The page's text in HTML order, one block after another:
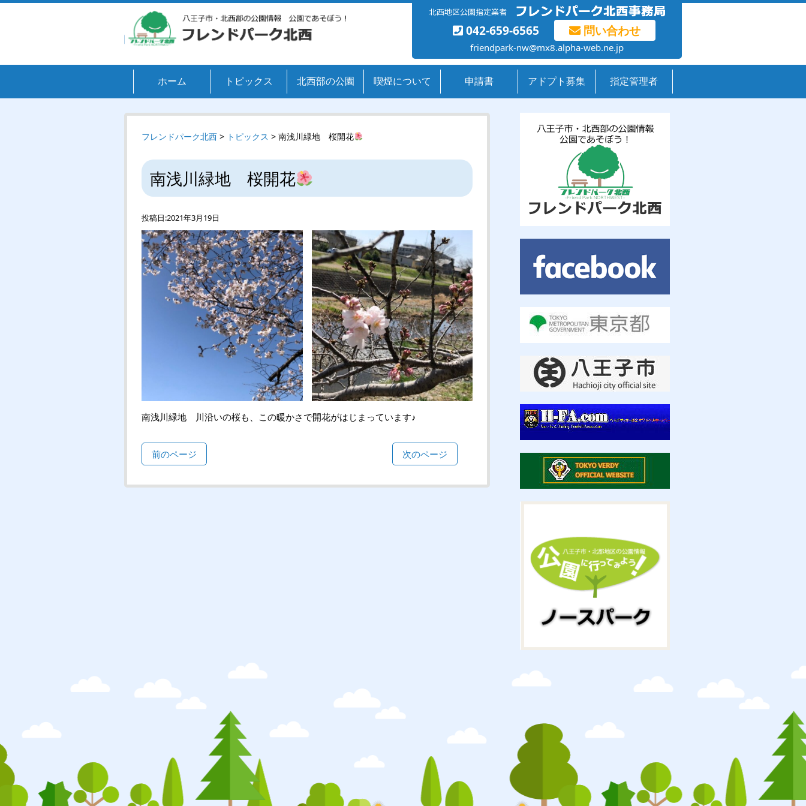
042-659-6565 問い合わせ
friendpark-nw@mx8.alpha-web.ne.jp
ホーム トピックス 北西部の公園 喫煙について 申請書 アドプト募集 指定管理者
フレンドパーク北西 > トピックス > 南浅川緑地 桜開花
南浅川緑地 桜開花
投稿日:2021年3月19日
南浅川緑地 川沿いの桜も、この暖かさで開花がはじまっています♪
前のページ 次のページ